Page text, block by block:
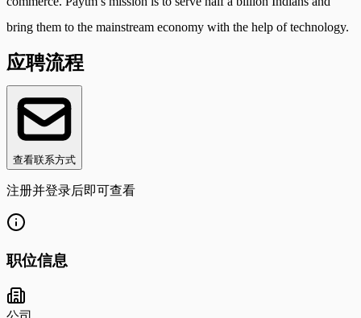
bring them to the mainstream economy with the help of technology.
应聘流程
查看联系方式
注册并登录后即可查看
职位信息